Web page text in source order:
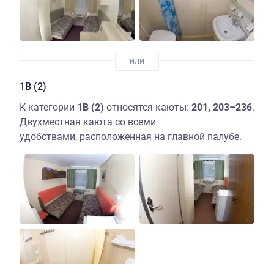
1В (2)
К категории 1В (2) относятся каюты: 201, 203–236.
Двухместная каюта со всеми
удобствами, расположенная на главной палубе.